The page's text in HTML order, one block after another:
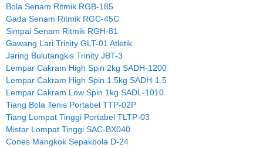
Bola Senam Ritmik RGB-185
Gada Senam Ritmik RGC-45C
Simpai Senam Ritmik RGH-81
Gawang Lari Trinity GLT-01 Atletik
Jaring Bulutangkis Trinity JBT-3
Lempar Cakram High Spin 2kg SADH-1200
Lempar Cakram High Spin 1.5kg SADH-1.5
Lempar Cakram Low Spin 1kg SADL-1010
Tiang Bola Tenis Portabel TTP-02P
Tiang Lompat Tinggi Portabel TLTP-03
Mistar Lompat Tinggi SAC-BX040
Cones Mangkok Sepakbola D-24